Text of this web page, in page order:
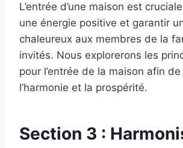
L’entrée d’une maison est
une énergie positive et garantir
chaleureux aux membres de la
invités. Nous explorerons les
pour l’entrée de la maison afin
l’harmonie et la prospérité.
Section 3 :